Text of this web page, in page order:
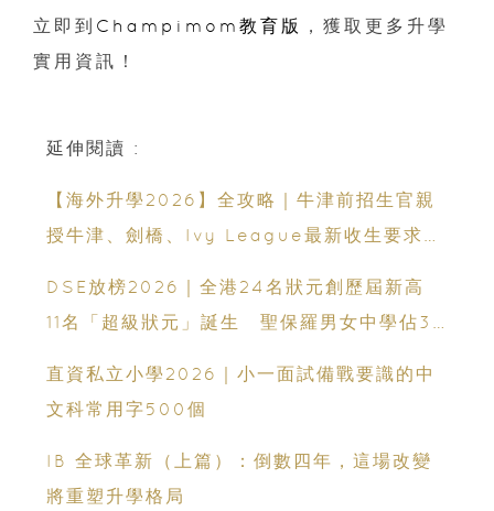
立即到 Champimom教育版
，獲取更多升學
實用資訊！
延伸閱讀 :
【海外升學2026】全攻略｜牛津前招生官親
授牛津、劍橋、Ivy League最新收生要求｜
DSE放榜2026｜全港24名狀元創歷屆新高
11名「超級狀元」誕生 聖保羅男女中學佔3
直資私立小學2026｜小一面試備戰要識的中
文科常用字500個
IB 全球革新（上篇）：倒數四年，這場改變
將重塑升學格局